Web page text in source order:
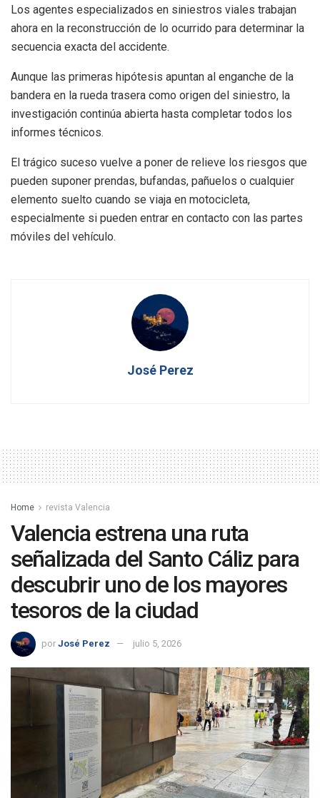
Los agentes especializados en siniestros viales trabajan
ahora en la reconstrucción de lo ocurrido para determinar la
secuencia exacta del accidente.
Aunque las primeras hipótesis apuntan al enganche de la
bandera en la rueda trasera como origen del siniestro, la
investigación continúa abierta hasta completar todos los
informes técnicos.
El trágico suceso vuelve a poner de relieve los riesgos que
pueden suponer prendas, bufandas, pañuelos o cualquier
elemento suelto cuando se viaja en motocicleta,
especialmente si pueden entrar en contacto con las partes
móviles del vehículo.
José Perez
Home revista Valencia
Valencia estrena una ruta
señalizada del Santo Cáliz para
descubrir uno de los mayores
tesoros de la ciudad
por José Perez julio 5, 2026